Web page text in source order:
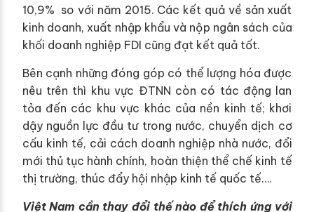
10,9% so với năm 2015. Các kết quả về sản xuất
kinh doanh, xuất nhập khẩu và nộp ngân sách của
khối doanh nghiệp FDI cũng đạt kết quả tốt.
Bên cạnh những đóng góp có thể lượng hóa được
nêu trên thì khu vực ĐTNN còn có tác động lan
tỏa đến các khu vực khác của nền kinh tế; khơi
dậy nguồn lực đầu tư trong nước, chuyển dịch cơ
cấu kinh tế, cải cách doanh nghiệp nhà nước, đổi
mới thủ tục hành chính, hoàn thiện thể chế kinh tế
thị trường, thúc đẩy hội nhập kinh tế quốc tế….
Việt Nam cần thay đổi thế nào để thích ứng với